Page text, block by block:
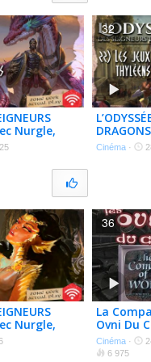
Nurgle,
– Actual
Cinéma ·
32
Nurgle,
La
Ovni Du
Cinéma ·
6 975
36